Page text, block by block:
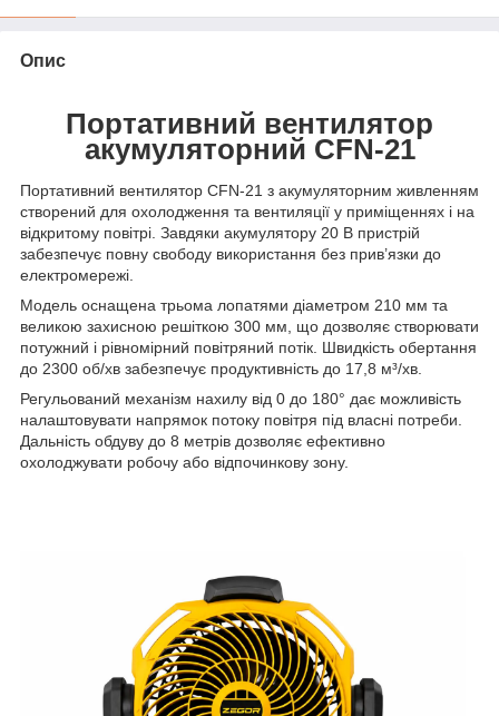
Опис
Портативний вентилятор
акумуляторний CFN-21
Портативний вентилятор CFN-21 з акумуляторним живленням
створений для охолодження та вентиляції у приміщеннях і на
відкритому повітрі. Завдяки акумулятору 20 В пристрій
забезпечує повну свободу використання без прив’язки до
електромережі.
Модель оснащена трьома лопатями діаметром 210 мм та
великою захисною решіткою 300 мм, що дозволяє створювати
потужний і рівномірний повітряний потік. Швидкість обертання
до 2300 об/хв забезпечує продуктивність до 17,8 м³/хв.
Регульований механізм нахилу від 0 до 180° дає можливість
налаштовувати напрямок потоку повітря під власні потреби.
Дальність обдуву до 8 метрів дозволяє ефективно
охолоджувати робочу або відпочинкову зону.